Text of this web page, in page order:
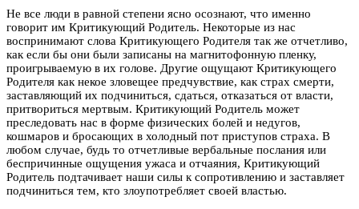
Не все люди в равной степени ясно осознают, что именно
говорит им Критикующий Родитель. Некоторые из нас
воспринимают слова Критикующего Родителя так же отчетливо,
как если бы они были записаны на магнитофонную пленку,
проигрываемую в их голове. Другие ощущают Критикующего
Родителя как некое зловещее предчувствие, как страх смерти,
заставляющий их подчиниться, сдаться, отказаться от власти,
притвориться мертвым. Критикующий Родитель может
преследовать нас в форме физических болей и недугов,
кошмаров и бросающих в холодный пот приступов страха. В
любом случае, будь то отчетливые вербальные послания или
беспричинные ощущения ужаса и отчаяния, Критикующий
Родитель подтачивает наши силы к сопротивлению и заставляет
подчиниться тем, кто злоупотребляет своей властью.